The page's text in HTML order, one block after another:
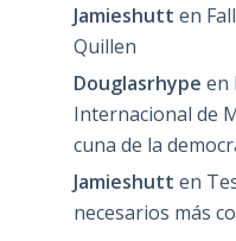
Jamieshutt en
Quillen
Douglasrhype en
Internacional de
cuna de la
Jamieshutt en
necesarios más